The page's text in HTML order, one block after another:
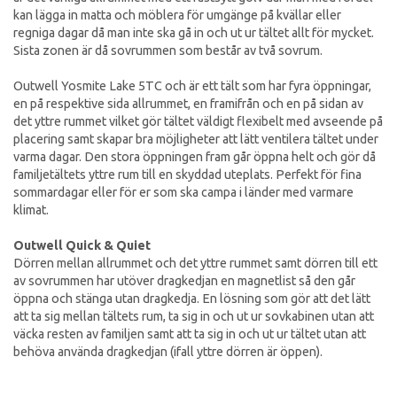
kan lägga in matta och möblera för umgänge på kvällar eller
regniga dagar då man inte ska gå in och ut ur tältet allt för mycket.
Sista zonen är då sovrummen som består av två sovrum.
Outwell Yosmite Lake 5TC och är ett tält som har fyra öppningar,
en på respektive sida allrummet, en framifrån och en på sidan av
det yttre rummet vilket gör tältet väldigt flexibelt med avseende på
placering samt skapar bra möjligheter att lätt ventilera tältet under
varma dagar. Den stora öppningen fram går öppna helt och gör då
familjetältets yttre rum till en skyddad uteplats. Perfekt för fina
sommardagar eller för er som ska campa i länder med varmare
klimat.
Outwell Quick & Quiet
Dörren mellan allrummet och det yttre rummet samt dörren till ett
av sovrummen har utöver dragkedjan en magnetlist så den går
öppna och stänga utan dragkedja. En lösning som gör att det lätt
att ta sig mellan tältets rum, ta sig in och ut ur sovkabinen utan att
väcka resten av familjen samt att ta sig in och ut ur tältet utan att
behöva använda dragkedjan (ifall yttre dörren är öppen).